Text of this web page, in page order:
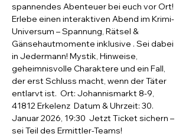
spannendes Abenteuer bei euch vor Ort!
Erlebe einen interaktiven Abend im Krimi-
Universum – Spannung, Rätsel &
Gänsehautmomente inklusive . Sei dabei
in Jedermann! Mystik, Hinweise,
geheimnisvolle Charaktere und ein Fall,
der erst Schluss macht, wenn der Täter
entlarvt ist.  Ort: Johannismarkt 8-9,
41812 Erkelenz  Datum & Uhrzeit: 30.
Januar 2026, 19:30  Jetzt Ticket sichern –
sei Teil des Ermittler-Teams!